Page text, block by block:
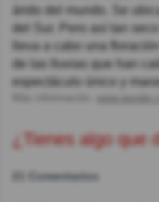
árido del mundo. Se
del Sur. Pero así tan
lleva a cabo una
de las lluvias que han
espectáculo único y
www.google.cl
¿Tienes algo que
21 Comentarios